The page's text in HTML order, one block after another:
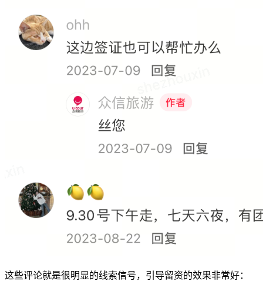
这些评论就是很明显的线索信号，引导留资的效果非常好：